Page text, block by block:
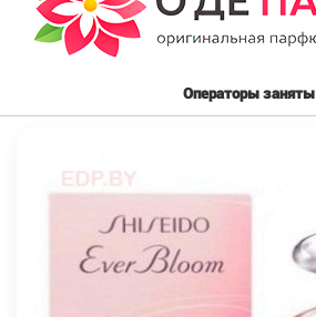
Операторы заняты